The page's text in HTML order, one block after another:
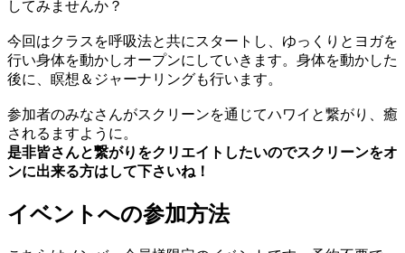
してみませんか？
今回はクラスを呼吸法と共にスタートし、ゆっくりとヨガを
行い身体を動かしオープンにしていきます。身体を動かした
後に、瞑想＆ジャーナリングも行います。
参加者のみなさんがスクリーンを通じてハワイと繋がり、癒
されるますように。
是非皆さんと繋がりをクリエイトしたいのでスクリーンをオ
ンに出来る方はして下さいね！
イベントへの参加方法